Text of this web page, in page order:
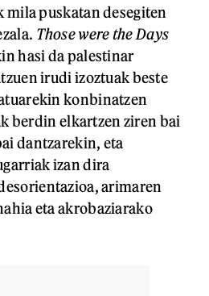
puskatan desegiten
Those were the Days
hasi da palestinar
irudi izoztuak beste
konbinatzen
berdin elkartzen ziren bai
dantzarekin, eta
izan dira
arimaren
eta akrobaziarako